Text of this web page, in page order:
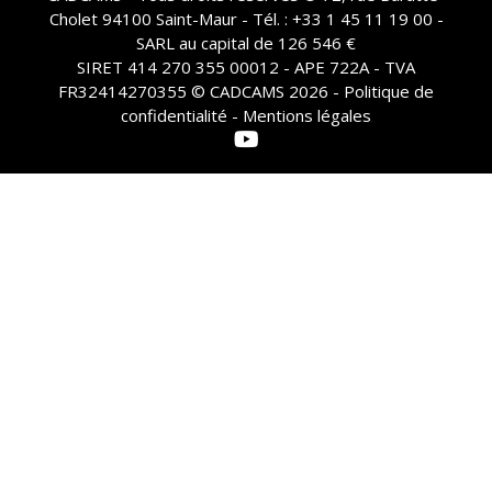
Cholet 94100 Saint-Maur - Tél. : +33 1 45 11 19 00 -
SARL au capital de 126 546 €
SIRET 414 270 355 00012 - APE 722A - TVA
FR32414270355 © CADCAMS 2026 - Politique de
confidentialité - Mentions légales